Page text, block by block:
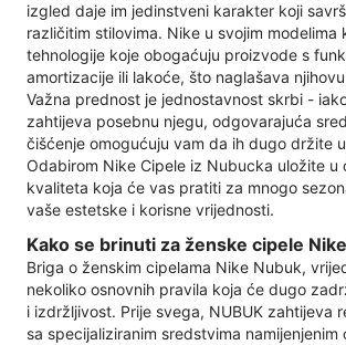
izgled daje im jedinstveni karakter koji
različitim stilovima. Nike u svojim modelima
tehnologije koje obogaćuju proizvode s
amortizacije ili lakoće, što naglašava
Važna prednost je jednostavnost skrbi -
zahtijeva posebnu njegu, odgovarajuća
čišćenje omogućuju vam da ih dugo držite
Odabirom Nike Cipele iz Nubucka uložite u
kvaliteta koja će vas pratiti za mnogo
vaše estetske i korisne vrijednosti.
Kako se brinuti za ženske cipele
Briga o ženskim cipelama Nike Nubuk,
nekoliko osnovnih pravila koja će dugo
i izdržljivost. Prije svega, NUBUK zahtijeva
sa specijaliziranim sredstvima namijenjenim